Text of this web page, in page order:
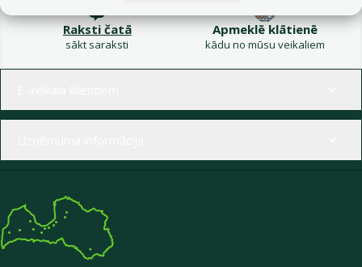
Raksti čatā
sākt saraksti
Apmeklē klātienē
kādu no mūsu veikaliem